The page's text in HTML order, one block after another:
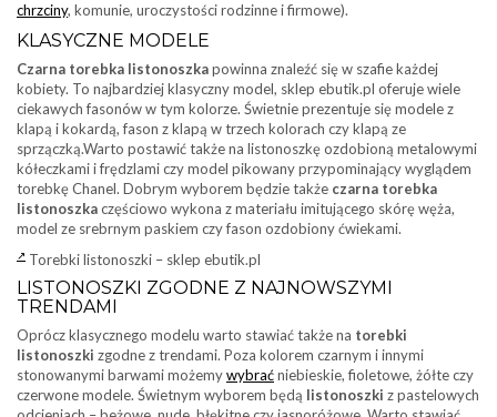
chrzciny, komunie, uroczystości rodzinne i firmowe).
KLASYCZNE MODELE
Czarna torebka listonoszkapowinna znaleźć się w szafie każdej
kobiety. To najbardziej klasyczny model, sklep ebutik.pl oferuje wiele
ciekawych fasonów w tym kolorze. Świetnie prezentuje się modele z
klapą i kokardą, fason z klapą w trzech kolorach czy klapą ze
sprzączką.Warto postawić także na listonoszkę ozdobioną metalowymi
kółeczkami i frędzlami czy model pikowany przypominający wyglądem
torebkę Chanel. Dobrym wyborem będzie także czarna torebka
listonoszkaczęściowo wykona z materiału imitującego skórę węża,
model ze srebrnym paskiem czy fason ozdobiony ćwiekami.
Torebki listonoszki – sklep ebutik.pl
LISTONOSZKI ZGODNE Z NAJNOWSZYMI
TRENDAMI
Oprócz klasycznego modelu warto stawiać także na torebki
listonoszki zgodne z trendami. Poza kolorem czarnym i innymi
stonowanymi barwami możemywybraćniebieskie, fioletowe, żółte czy
czerwone modele. Świetnym wyborem będą listonoszki z pastelowych